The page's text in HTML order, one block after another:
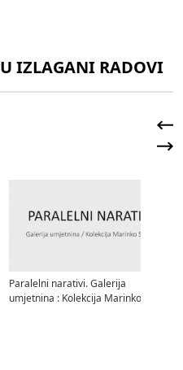
IZLAGANI RADOVI
Paralelni narativi. Galerija
umjetnina : Kolekcija Marinko Sudac